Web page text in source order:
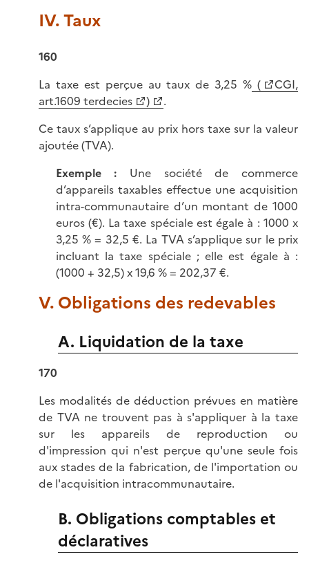
IV. Taux
160
La taxe est perçue au taux de 3,25 % (
CGI,
art.1609 terdecies
)
.
Ce taux s’applique au prix hors taxe sur la valeur
ajoutée (TVA).
Exemple : Une société de commerce
d’appareils taxables effectue une acquisition
intra-communautaire d’un montant de 1000
euros (€). La taxe spéciale est égale à : 1000 x
3,25 % = 32,5 €. La TVA s’applique sur le prix
incluant la taxe spéciale ; elle est égale à :
(1000 + 32,5) x 19,6 % = 202,37 €.
V. Obligations des redevables
A. Liquidation de la taxe
170
Les modalités de déduction prévues en matière
de TVA ne trouvent pas à s'appliquer à la taxe
sur les appareils de reproduction ou
d'impression qui n'est perçue qu'une seule fois
aux stades de la fabrication, de l'importation ou
de l'acquisition intracommunautaire.
B. Obligations comptables et
déclaratives